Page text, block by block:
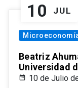
10 JUL
Beatriz
Universidad
10 de Julio